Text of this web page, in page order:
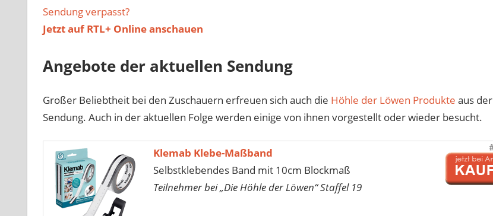
Sendung verpasst?
Jetzt aufRTL+ Online anschauen
Angebote der aktuellen Sendung
Großer Beliebtheit bei den Zuschauern erfreuen sich auch die Höhle der Löwen Produkte aus der
Sendung. Auch in der aktuellen Folge werden einige von ihnen vorgestellt oder wieder besucht.
Klemab Klebe-Maßband
Selbstklebendes Band mit 10cm Blockmaß
Teilnehmer bei „Die Höhle der Löwen“ Staffel 19